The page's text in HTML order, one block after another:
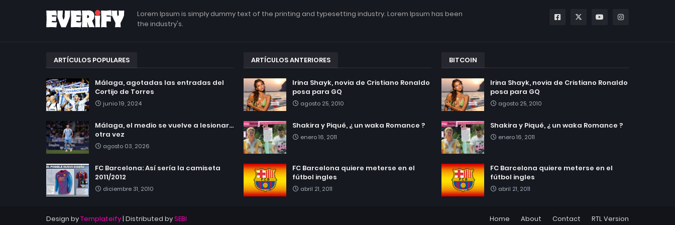
Lorem Ipsum is simply dummy text of the printing and typesetting industry. Lorem Ipsum has been
the industry's.
ARTÍCULOS POPULARES
Málaga, agotadas las entradas del
Cortijo de Torres
junio 19, 2024
Málaga, el medio se vuelve a lesionar...
otra vez
agosto 03, 2026
FC Barcelona: Así sería la camiseta
2011/2012
diciembre 31, 2010
ARTÍCULOS ANTERIORES
Irina Shayk, novia de Cristiano Ronaldo
posa para GQ
agosto 25, 2010
Shakira y Piqué, ¿ un waka Romance ?
enero 16, 2011
FC Barcelona quiere meterse en el
fútbol ingles
abril 21, 2011
BITCOIN
Irina Shayk, novia de Cristiano Ronaldo
posa para GQ
agosto 25, 2010
Shakira y Piqué, ¿ un waka Romance ?
enero 16, 2011
FC Barcelona quiere meterse en el
fútbol ingles
abril 21, 2011
Design byTemplateify| Distributed bySEBI Home About Contact RTL Version